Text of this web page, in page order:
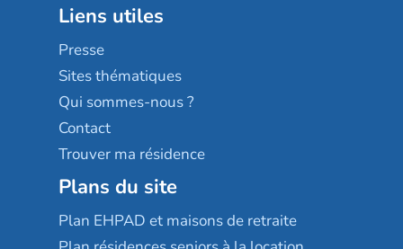
Les villages d'or
Sérénys
Résidences services Villa Médicis
Liens utiles
Presse
Sites thématiques
Qui sommes-nous ?
Contact
Trouver ma résidence
Plans du site
Plan EHPAD et maisons de retraite